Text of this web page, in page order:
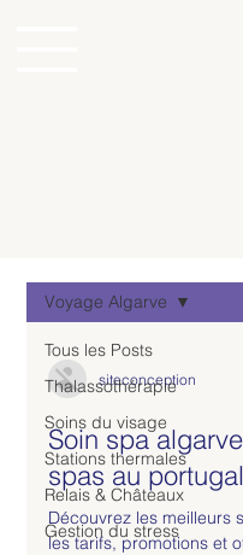
Tous les Posts
Thalassothérapie
Soins du visage
Stations thermales
Relais & Châteaux
Gestion du stress
Voyage Algarve
siteconception
Soin spa
spas au portugal
Découvrez les meilleurs
les tarifs, promotions et